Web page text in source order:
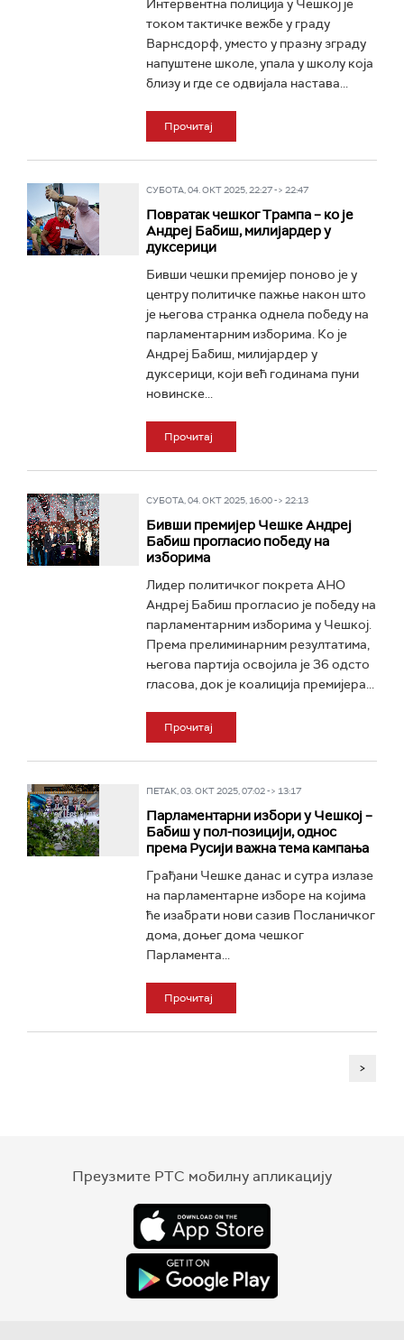
Интервентна полиција у Чешкој је
током тактичке вежбе у граду
Варнсдорф, уместо у празну зграду
напуштене школе, упала у школу која
близу и где се одвијала настава...
Прочитај
СУБОТА, 04. ОКТ 2025, 22:27 -> 22:47
Повратак чешког Трампа – ко је
Андреј Бабиш, милијардер у
дуксерици
Бивши чешки премијер поново је у
центру политичке пажње након што
је његова странка однела победу на
парламентарним изборима. Ко је
Андреј Бабиш, милијардер у
дуксерици, који већ годинама пуни
новинске...
Прочитај
СУБОТА, 04. ОКТ 2025, 16:00 -> 22:13
Бивши премијер Чешке Андреј
Бабиш прогласио победу на
изборима
Лидер политичког покрета АНО
Андреј Бабиш прогласио је победу на
парламентарним изборима у Чешкој.
Према прелиминарним резултатима,
његова партија освојила је 36 одсто
гласова, док је коалиција премијера...
Прочитај
ПЕТАК, 03. ОКТ 2025, 07:02 -> 13:17
Парламентарни избори у Чешкој –
Бабиш у пол-позицији, однос
према Русији важна тема кампања
Грађани Чешке данас и сутра излазе
на парламентарне изборе на којима
ће изабрати нови сазив Посланичког
дома, доњег дома чешког
Парламента...
Прочитај
>
Преузмите РТС мобилну апликацију